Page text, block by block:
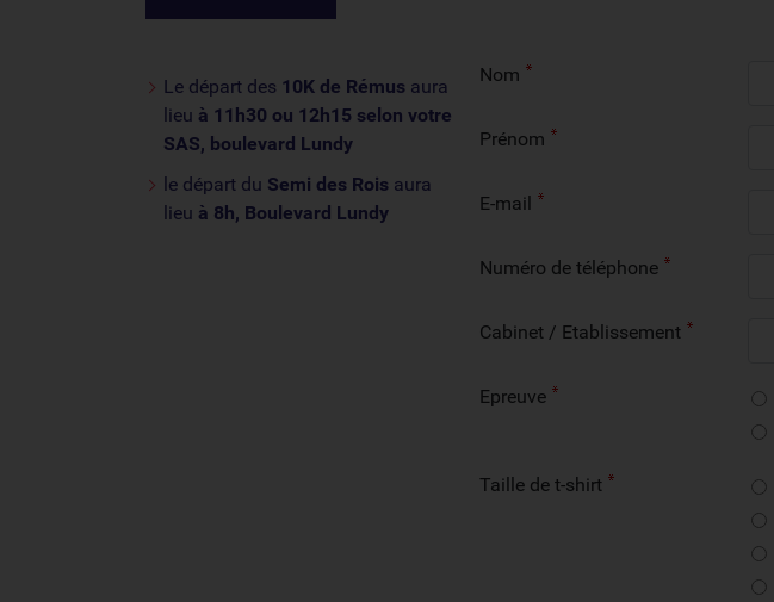
Le départ des 10K de Rémus aura
lieu à 11h30 ou 12h15 selon votre
SAS, boulevard Lundy
le départ du Semi des Rois aura
lieu à 8h, Boulevard Lundy
Nom
Prénom
E-mail
Numéro de téléphone
Cabinet / Etablissement
Epreuve
Taille de t-shirt